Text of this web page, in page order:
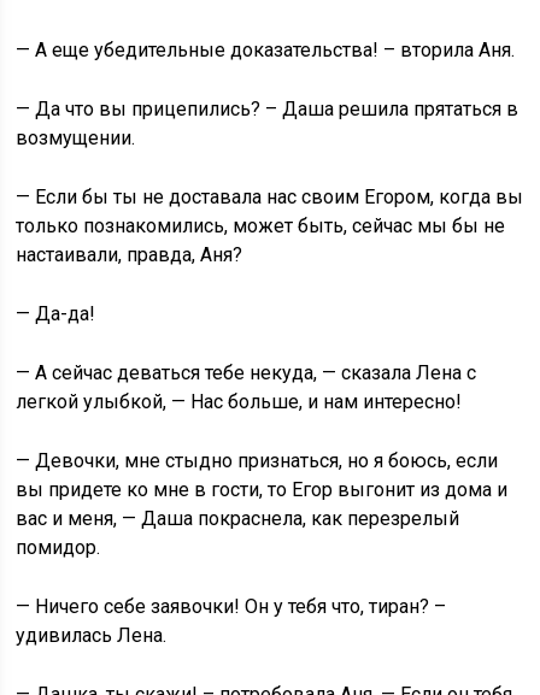
— А еще убедительные доказательства! – вторила Аня.
— Да что вы прицепились? – Даша решила прятаться в
возмущении.
— Если бы ты не доставала нас своим Егором, когда вы
только познакомились, может быть, сейчас мы бы не
настаивали, правда, Аня?
— Да-да!
— А сейчас деваться тебе некуда, — сказала Лена с
легкой улыбкой, — Нас больше, и нам интересно!
— Девочки, мне стыдно признаться, но я боюсь, если
вы придете ко мне в гости, то Егор выгонит из дома и
вас и меня, — Даша покраснела, как перезрелый
помидор.
— Ничего себе заявочки! Он у тебя что, тиран? –
удивилась Лена.